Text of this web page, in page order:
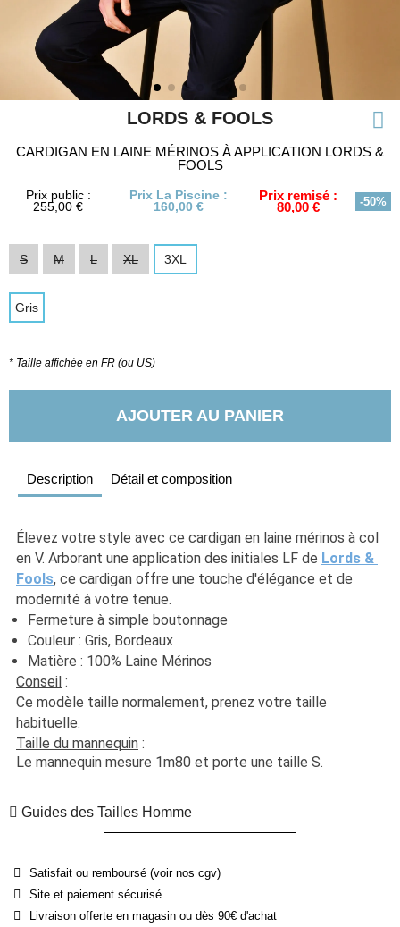
LORDS & FOOLS
CARDIGAN EN LAINE MÉRINOS À APPLICATION LORDS &
FOOLS
Prix public :
255,00 €
Prix La Piscine :
160,00 €
Prix remisé :
80,00 € -50%
S M L XL 3XL
Gris
* Taille affichée en FR (ou US)
AJOUTER AU PANIER
Description Détail et composition
Élevez votre style avec ce cardigan en laine mérinos à col
en V. Arborant une application des initiales LF de Lords &
Fools, ce cardigan offre une touche d'élégance et de
modernité à votre tenue.
Fermeture à simple boutonnage
Couleur : Gris, Bordeaux
Matière : 100% Laine Mérinos
Conseil :
Ce modèle taille normalement, prenez votre taille
habituelle.
Taille du mannequin :
Le mannequin mesure 1m80 et porte une taille S.
Guides des Tailles Homme
Satisfait ou remboursé (voir nos cgv)
Site et paiement sécurisé
Livraison offerte en magasin ou dès 90€ d'achat